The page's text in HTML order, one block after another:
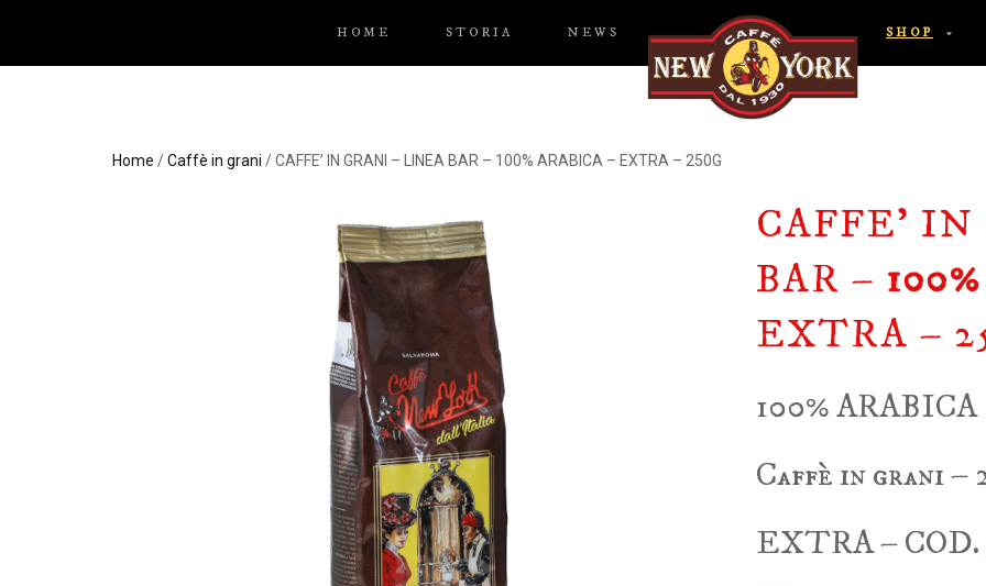
HOME STORIA NEWS SHOP
Home /Caffè in grani / CAFFE’ IN GRANI – LINEA BAR – 100% ARABICA – EXTRA – 250G
CAFFE’
BAR –
EXTRA –
100% ARABICA
Caffè in grani –
EXTRA – COD.